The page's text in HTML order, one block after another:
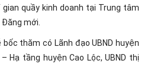
quầy kinh doanh tại Trung tâm
mới.
thăm có Lãnh đạo UBND huyện
Hạ tầng huyện Cao Lộc, UBND thị